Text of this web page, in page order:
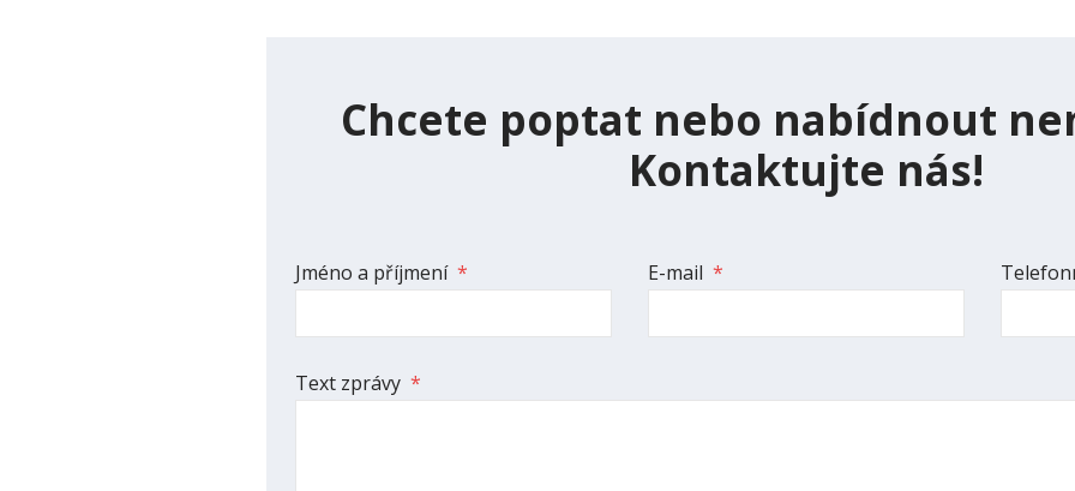
Chcete poptat nebo nabídnout
Kontaktujte nás!
Jméno a příjmení * E-mail *
Text zprávy *